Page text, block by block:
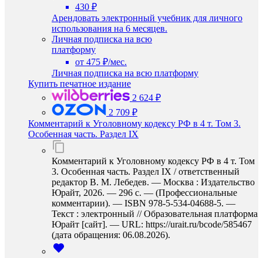
430 ₽
Арендовать электронный учебник для личного
использования на 6 месяцев.
Личная подписка на всю
платформу
от 475 ₽/мес.
Личная подписка на всю платформу
Купить печатное издание
2 624 ₽
2 709 ₽
Комментарий к Уголовному кодексу РФ в 4 т. Том 3.
Особенная часть. Раздел IX
Комментарий к Уголовному кодексу РФ в 4 т. Том
3. Особенная часть. Раздел IX / ответственный
редактор В. М. Лебедев. — Москва : Издательство
Юрайт, 2026. — 296 с. — (Профессиональные
комментарии). — ISBN 978-5-534-04688-5. —
Текст : электронный // Образовательная платформа
Юрайт [сайт]. — URL: https://urait.ru/bcode/585467
(дата обращения: 06.08.2026).